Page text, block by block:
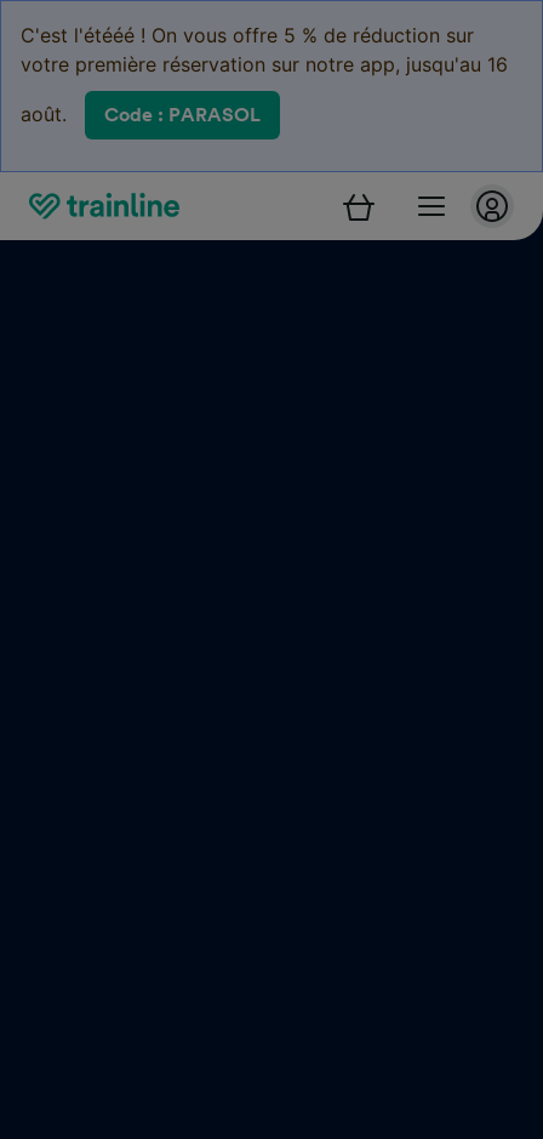
C'est l'étééé ! On vous offre 5 % de réduction sur
votre première réservation sur notre app, jusqu'au 16
août. Code : PARASOL